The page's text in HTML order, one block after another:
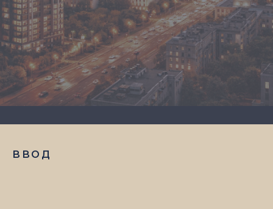
ВВОД